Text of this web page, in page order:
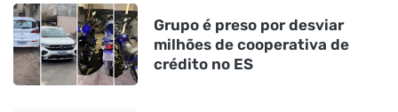
Grupo é preso por desviar
milhões de cooperativa de
crédito no ES